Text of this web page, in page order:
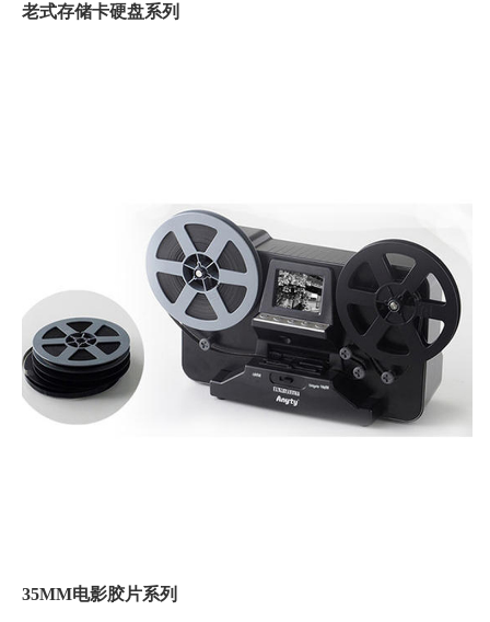
老式存储卡硬盘系列
35MM电影胶片系列